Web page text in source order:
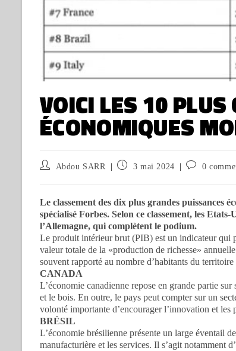
VOICI LES 10
ÉCONOMIQUES
Abdou SARR 3 mai 2024 0
Le classement des dix plus grandes puissances
spécialisé Forbes. Selon ce classement, les
l’Allemagne, qui complètent le podium.
Le produit intérieur brut (PIB) est un indicateur qui
valeur totale de la «production de richesse»
souvent rapporté au nombre d’habitants du
CANADA
L’économie canadienne repose en grande partie
et le bois. En outre, le pays peut compter sur un
volonté importante d’encourager l’innovation et
BRÉSIL
L’économie brésilienne présente un large éventail
manufacturière et les services. Il s’agit notamment